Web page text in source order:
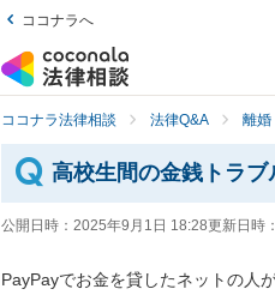
ココナラへ
ココナラ法律相談 法律Q&A 離婚
高校生間の金銭トラ
公開日時： 2025年9月1日 18:28更新日時：
PayPayでお金を貸したネットの人